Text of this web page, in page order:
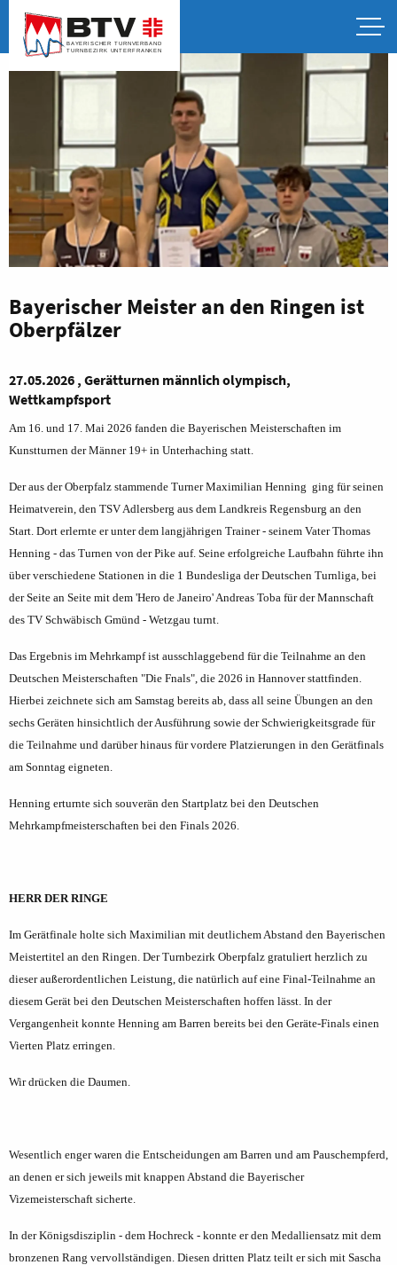
Bayerischer Meister an den Ringen ist
Oberpfälzer
27.05.2026 , Gerätturnen männlich olympisch,
Wettkampfsport
Am 16. und 17. Mai 2026 fanden die Bayerischen Meisterschaften im
Kunstturnen der Männer 19+ in Unterhaching statt.
Der aus der Oberpfalz stammende Turner Maximilian Henning ging für seinen
Heimatverein, den TSV Adlersberg aus dem Landkreis Regensburg an den
Start. Dort erlernte er unter dem langjährigen Trainer - seinem Vater Thomas
Henning - das Turnen von der Pike auf. Seine erfolgreiche Laufbahn führte ihn
über verschiedene Stationen in die 1 Bundesliga der Deutschen Turnliga, bei
der Seite an Seite mit dem 'Hero de Janeiro' Andreas Toba für der Mannschaft
des TV Schwäbisch Gmünd - Wetzgau turnt.
Das Ergebnis im Mehrkampf ist ausschlaggebend für die Teilnahme an den
Deutschen Meisterschaften "Die Fnals", die 2026 in Hannover stattfinden.
Hierbei zeichnete sich am Samstag bereits ab, dass all seine Übungen an den
sechs Geräten hinsichtlich der Ausführung sowie der Schwierigkeitsgrade für
die Teilnahme und darüber hinaus für vordere Platzierungen in den Gerätfinals
am Sonntag eigneten.
Henning erturnte sich souverän den Startplatz bei den Deutschen
Mehrkampfmeisterschaften bei den Finals 2026.
HERR DER RINGE
Im Gerätfinale holte sich Maximilian mit deutlichem Abstand den Bayerischen
Meistertitel an den Ringen. Der Turnbezirk Oberpfalz gratuliert herzlich zu
dieser außerordentlichen Leistung, die natürlich auf eine Final-Teilnahme an
diesem Gerät bei den Deutschen Meisterschaften hoffen lässt. In der
Vergangenheit konnte Henning am Barren bereits bei den Geräte-Finals einen
Vierten Platz erringen.
Wir drücken die Daumen.
Wesentlich enger waren die Entscheidungen am Barren und am Pauschempferd,
an denen er sich jeweils mit knappen Abstand die Bayerischer
Vizemeisterschaft sicherte.
In der Königsdisziplin - dem Hochreck - konnte er den Medalliensatz mit dem
bronzenen Rang vervollständigen. Diesen dritten Platz teilt er sich mit Sascha